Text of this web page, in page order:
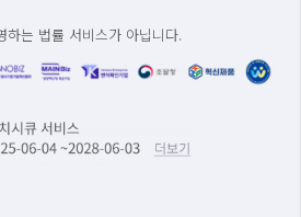
는 법률 서비스가 아닙니다.